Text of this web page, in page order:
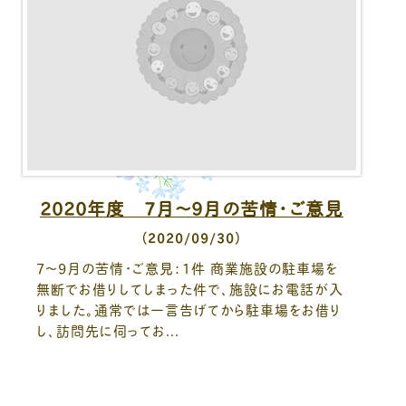
2020年度 7月～9月の苦情・ご意見
（2020/09/30）
7～9月の苦情・ご意見：1件 商業施設の駐車場を
無断でお借りしてしまった件で、施設にお電話が入
りました。通常では一言告げてから駐車場をお借り
し、訪問先に伺ってお...